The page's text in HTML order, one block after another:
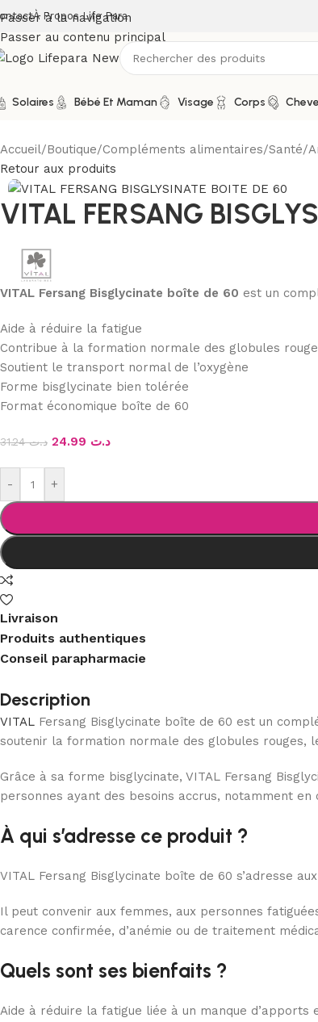
Passer à la navigation
Passer au contenu principal
À Propos Life Para
Solaires Bébé Et Maman Visage Corps
Accueil/Boutique/Compléments alimentaires/Santé/
Retour aux produits
VITAL FERSANG
VITAL Fersang Bisglycinate boîte de 60 est un
Aide à réduire la fatigue
Contribue à la formation normale des globules
Soutient le transport normal de l’oxygène
Forme bisglycinate bien tolérée
Format économique boîte de 60
د.ت31.24 د.ت
- +
Livraison
Produits authentiques
Conseil parapharmacie
Description
VITAL Fersang Bisglycinate boîte de 60 est un
soutenir la formation normale des globules rouges,
Grâce à sa forme bisglycinate, VITAL Fersang
personnes ayant des besoins accrus, notamment
À qui s’adresse ce produit ?
VITAL Fersang Bisglycinate boîte de 60 s’adresse
Il peut convenir aux femmes, aux personnes
carence confirmée, d’anémie ou de traitement
Quels sont ses bienfaits ?
Aide à réduire la fatigue liée à un manque d’apports